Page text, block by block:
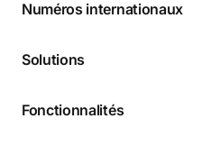
Numéros internationaux
Solutions
Fonctionnalités